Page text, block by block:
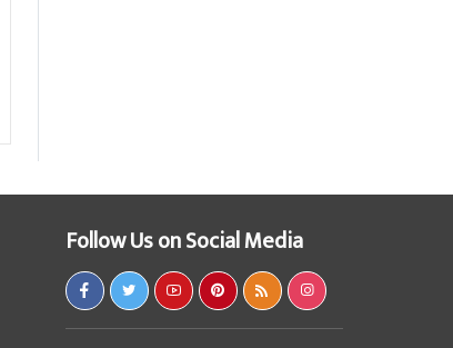
Follow Us on Social Media